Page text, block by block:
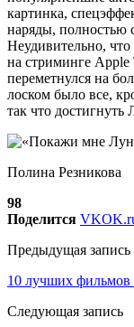
картинка,
наряды, полностью
Неудивительно,
на стриминге Apple
переметнулся на
лоском было все,
так что достигнуть
Полина Резникова
98
Поделится VK
Предыдущая запись
10 лучших фильмов
Следующая запись